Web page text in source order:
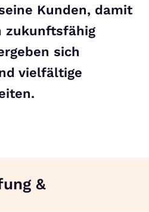
Kunden, damit
zukunftsfähig
sich
vielfältige
&